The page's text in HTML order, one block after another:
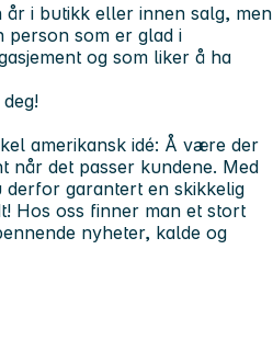
i butikk eller innen salg, men
person som er glad i
og som liker å ha
amerikansk idé: Å være der
når det passer kundene. Med
garantert en skikkelig
Hos oss finner man et stort
nyheter, kalde og